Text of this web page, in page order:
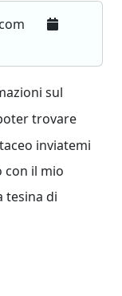
sul
trovare
inviatemi
con il mio
tesina di